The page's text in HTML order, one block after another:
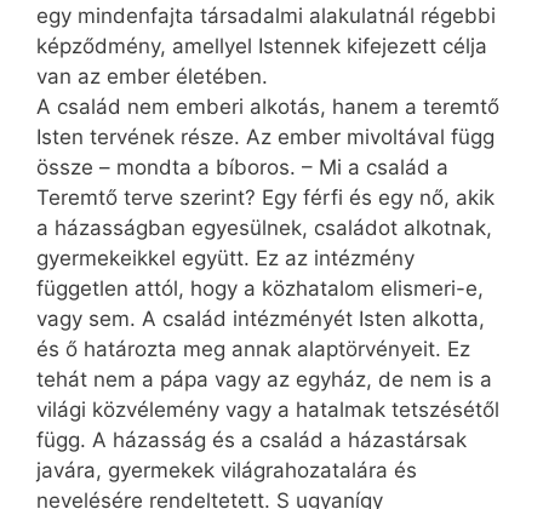
egy mindenfajta társadalmi alakulatnál régebbi
képződmény, amellyel Istennek kifejezett célja
van az ember életében.
A család nem emberi alkotás, hanem a teremtő
Isten tervének része. Az ember mivoltával függ
össze – mondta a bíboros. – Mi a család a
Teremtő terve szerint? Egy férfi és egy nő, akik
a házasságban egyesülnek, családot alkotnak,
gyermekeikkel együtt. Ez az intézmény
független attól, hogy a közhatalom elismeri-e,
vagy sem. A család intézményét Isten alkotta,
és ő határozta meg annak alaptörvényeit. Ez
tehát nem a pápa vagy az egyház, de nem is a
világi közvélemény vagy a hatalmak tetszésétől
függ. A házasság és a család a házastársak
javára, gyermekek világrahozatalára és
nevelésére rendeltetett. S ugyanígy